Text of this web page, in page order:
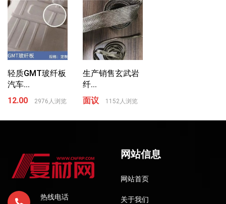
轻质GMT玻纤板
汽车...
12.00
2976人浏览
生产销售玄武岩
纤...
面议
1152人浏览
热线电话
网站信息
网站首页
关于我们